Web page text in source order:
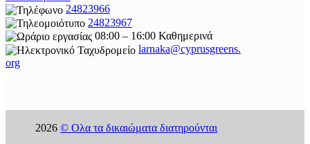
24823966
24823967
08:00 – 16:00 Καθημερινά
larnaka@cyprusgreens.
org
2026© Ολα τα δικαιώματα διατηρούνται